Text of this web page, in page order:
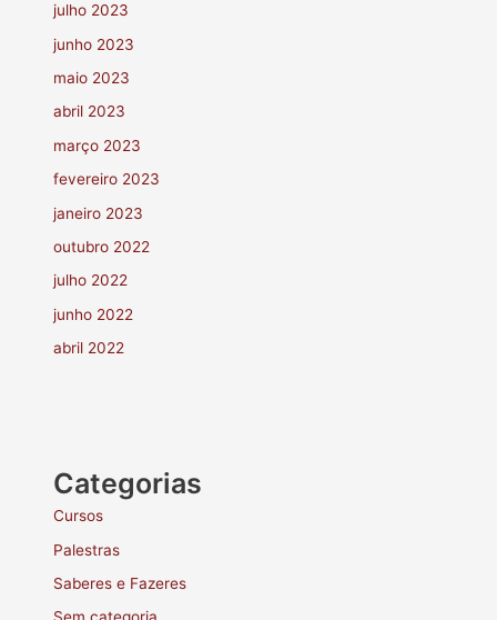
julho 2023
junho 2023
maio 2023
abril 2023
março 2023
fevereiro 2023
janeiro 2023
outubro 2022
julho 2022
junho 2022
abril 2022
Categorias
Cursos
Palestras
Saberes e Fazeres